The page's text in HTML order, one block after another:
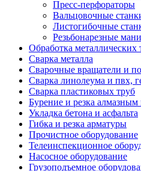
Пресс-перфораторы
Вальцовочные
Листогибочные
Резьбонарезные
Обработка металлических
Сварка металла
Сварочные вращатели и
Сварка линолеума и пвх,
Сварка пластиковых труб
Бурение и резка
Укладка бетона и асфальта
Гибка и резка арматуры
Прочистное оборудование
Телеинспекционное
Насосное оборудование
Грузоподъемное